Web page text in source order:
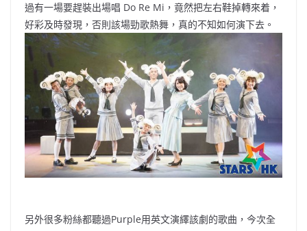
過有一場要趕裝出場唱 Do Re Mi，竟然把左右鞋掉轉來着，
好彩及時發現，否則該場勁歌熱舞，真的不知如何演下去。
另外很多粉絲都聽過Purple用英文演繹該劇的歌曲，今次全